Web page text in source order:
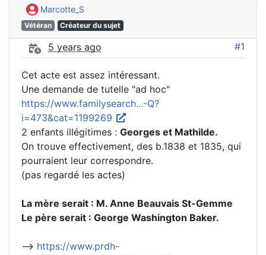
Marcotte_S
Vétéran Créateur du sujet
5 years ago #1
Cet acte est assez intéressant.
Une demande de tutelle "ad hoc"
https://www.familysearch...-Q?
i=473&cat=1199269
2 enfants illégitimes : Georges et Mathilde.
On trouve effectivement, des b.1838 et 1835, qui
pourraient leur correspondre.
(pas regardé les actes)
La mère serait : M. Anne Beauvais St-Gemme
Le père serait : George Washington Baker.
--> https://www.prdh-